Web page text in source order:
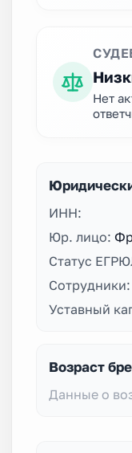
Нет
ИНН:
Юр. лицо:
Статус
Сотрудники:
Уставный
Возраст
Данные о